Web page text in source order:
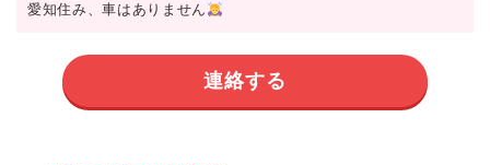
愛知住み、車はありません
連絡する